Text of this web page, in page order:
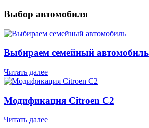
Выбор автомобиля
Выбираем семейный автомобиль
Читать далее
Модификация Citroen С2
Читать далее